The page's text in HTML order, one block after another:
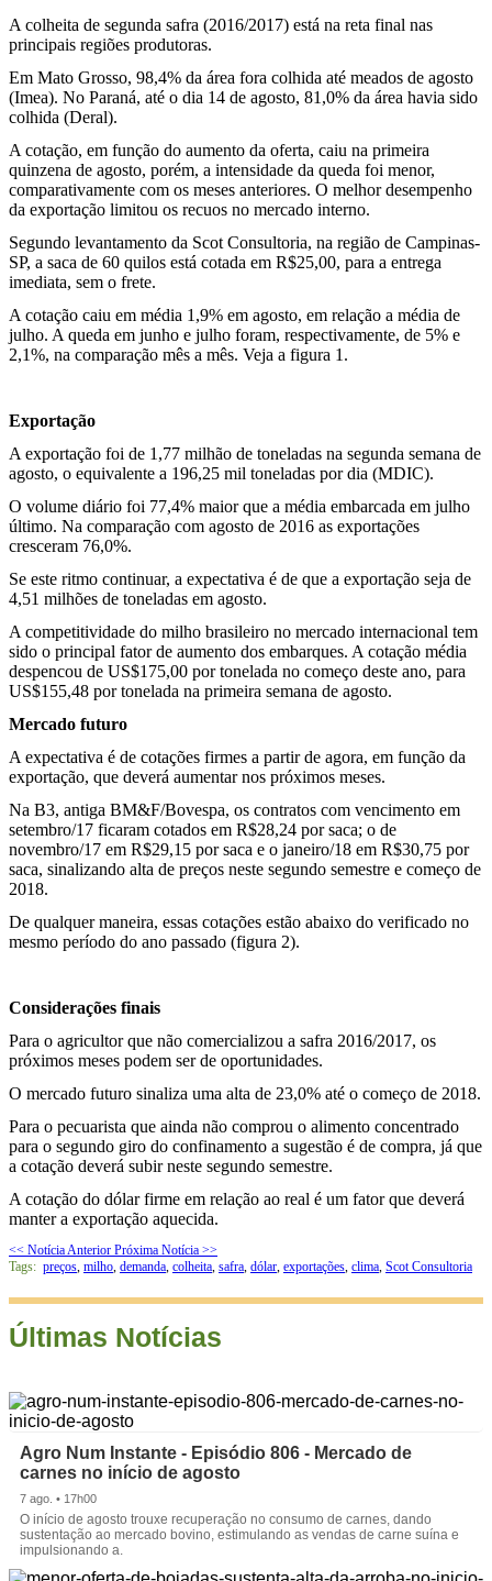
A colheita de segunda safra (2016/2017) está na reta final nas
principais regiões produtoras.
Em Mato Grosso, 98,4% da área fora colhida até meados de agosto
(Imea). No Paraná, até o dia 14 de agosto, 81,0% da área havia sido
colhida (Deral).
A cotação, em função do aumento da oferta, caiu na primeira
quinzena de agosto, porém, a intensidade da queda foi menor,
comparativamente com os meses anteriores. O melhor desempenho
da exportação limitou os recuos no mercado interno.
Segundo levantamento da Scot Consultoria, na região de Campinas-
SP, a saca de 60 quilos está cotada em R$25,00, para a entrega
imediata, sem o frete.
A cotação caiu em média 1,9% em agosto, em relação a média de
julho. A queda em junho e julho foram, respectivamente, de 5% e
2,1%, na comparação mês a mês. Veja a figura 1.
Exportação
A exportação foi de 1,77 milhão de toneladas na segunda semana de
agosto, o equivalente a 196,25 mil toneladas por dia (MDIC).
O volume diário foi 77,4% maior que a média embarcada em julho
último. Na comparação com agosto de 2016 as exportações
cresceram 76,0%.
Se este ritmo continuar, a expectativa é de que a exportação seja de
4,51 milhões de toneladas em agosto.
A competitividade do milho brasileiro no mercado internacional tem
sido o principal fator de aumento dos embarques. A cotação média
despencou de US$175,00 por tonelada no começo deste ano, para
US$155,48 por tonelada na primeira semana de agosto.
Mercado futuro
A expectativa é de cotações firmes a partir de agora, em função da
exportação, que deverá aumentar nos próximos meses.
Na B3, antiga BM&F/Bovespa, os contratos com vencimento em
setembro/17 ficaram cotados em R$28,24 por saca; o de
novembro/17 em R$29,15 por saca e o janeiro/18 em R$30,75 por
saca, sinalizando alta de preços neste segundo semestre e começo de
2018.
De qualquer maneira, essas cotações estão abaixo do verificado no
mesmo período do ano passado (figura 2).
Considerações finais
Para o agricultor que não comercializou a safra 2016/2017, os
próximos meses podem ser de oportunidades.
O mercado futuro sinaliza uma alta de 23,0% até o começo de 2018.
Para o pecuarista que ainda não comprou o alimento concentrado
para o segundo giro do confinamento a sugestão é de compra, já que
a cotação deverá subir neste segundo semestre.
A cotação do dólar firme em relação ao real é um fator que deverá
manter a exportação aquecida.
<< Notícia Anterior Próxima Notícia >>
Tags: preços, milho, demanda, colheita, safra, dólar, exportações, clima, Scot Consultoria
Últimas Notícias
Agro Num Instante - Episódio 806 - Mercado de
carnes no início de agosto
7 ago. • 17h00
O início de agosto trouxe recuperação no consumo de carnes, dando
sustentação ao mercado bovino, estimulando as vendas de carne suína e
impulsionando a.